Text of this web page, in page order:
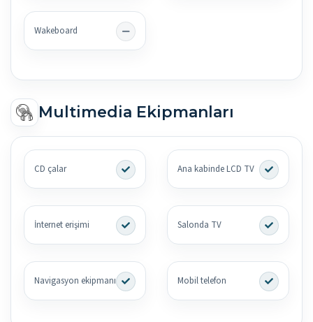
Wakeboard
Multimedia Ekipmanları
CD çalar Ana kabinde LCD TV
İnternet erişimi Salonda TV
Navigasyon ekipmanı Mobil telefon